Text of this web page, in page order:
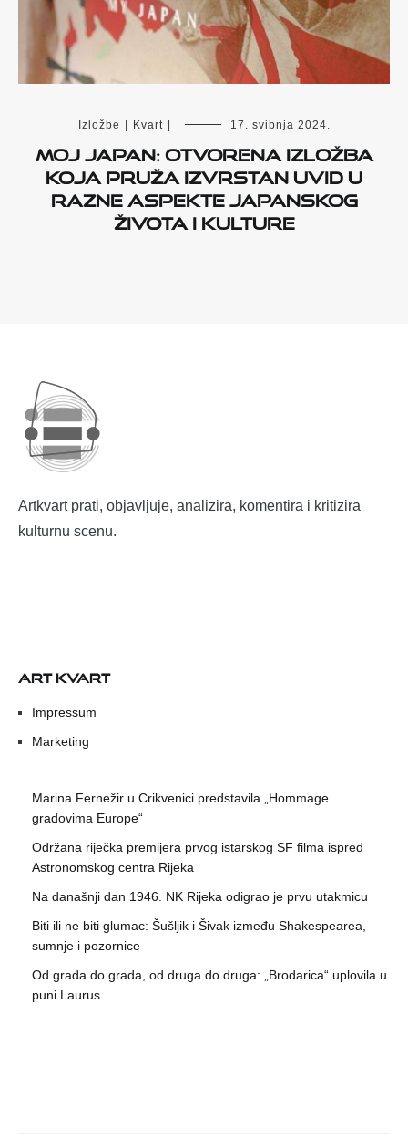
Izložbe | Kvart | 17. svibnja 2024.
Moj Japan: Otvorena izložba
koja pruža izvrstan uvid u
razne aspekte japanskog
života i kulture
Artkvart prati, objavljuje, analizira, komentira i kritizira
kulturnu scenu.
ART KVART
Impressum
Marketing
Marina Fernežir u Crikvenici predstavila „Hommage
gradovima Europe“
Održana riječka premijera prvog istarskog SF filma ispred
Astronomskog centra Rijeka
Na današnji dan 1946. NK Rijeka odigrao je prvu utakmicu
Biti ili ne biti glumac: Šušljik i Šivak između Shakespearea,
sumnje i pozornice
Od grada do grada, od druga do druga: „Brodarica“ uplovila u
puni Laurus